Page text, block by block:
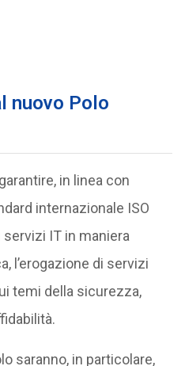
nuovo Polo
in linea con
internazionale ISO
IT in maniera
l’erogazione di servizi
temi della sicurezza,
saranno, in particolare,